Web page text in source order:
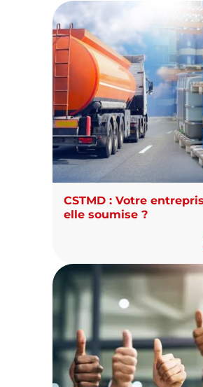
CSTMD : Votre
elle soumise ?